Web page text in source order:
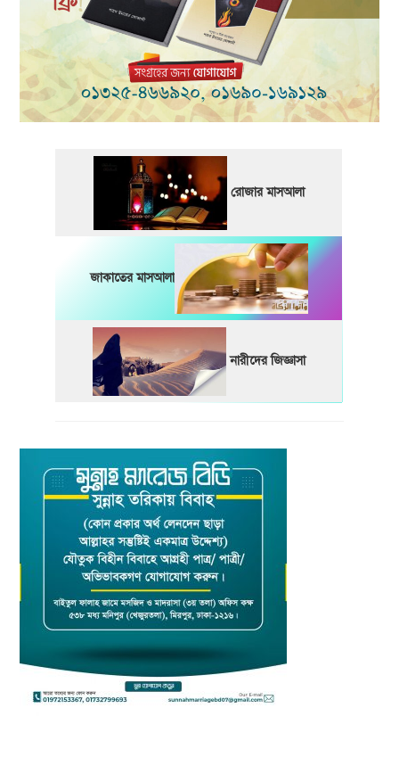
রোজার মাসআলা
জাকাতের মাসআলা
নারীদের জিজ্ঞাসা